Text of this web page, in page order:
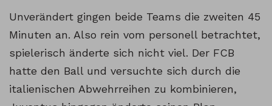
Unverändert gingen beide Teams die zweiten 45
Minuten an. Also rein vom personell betrachtet,
spielerisch änderte sich nicht viel. Der FCB
hatte den Ball und versuchte sich durch die
italienischen Abwehrreihen zu kombinieren,